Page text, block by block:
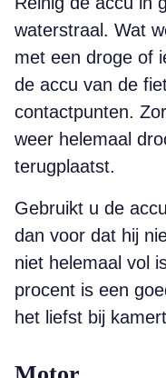
waterstraal. Wat
met een droge of
de accu van de
contactpunten.
weer helemaal
terugplaatst.
Gebruikt u de
dan voor dat hij
niet helemaal vol
procent is een
het liefst bij